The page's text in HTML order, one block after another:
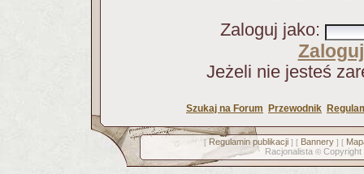
Zaloguj jako:
Jeżeli nie jesteś
Szukaj na Forum Przewodnik
[ Regulamin publikacji] [ Bannery] [
Racjonalista © Copyright